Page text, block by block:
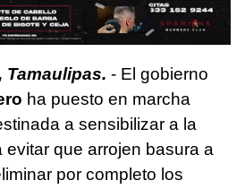
Tamaulipas. - El gobierno
ha puesto en marcha
a sensibilizar a la
evitar que arrojen basura a
por completo los